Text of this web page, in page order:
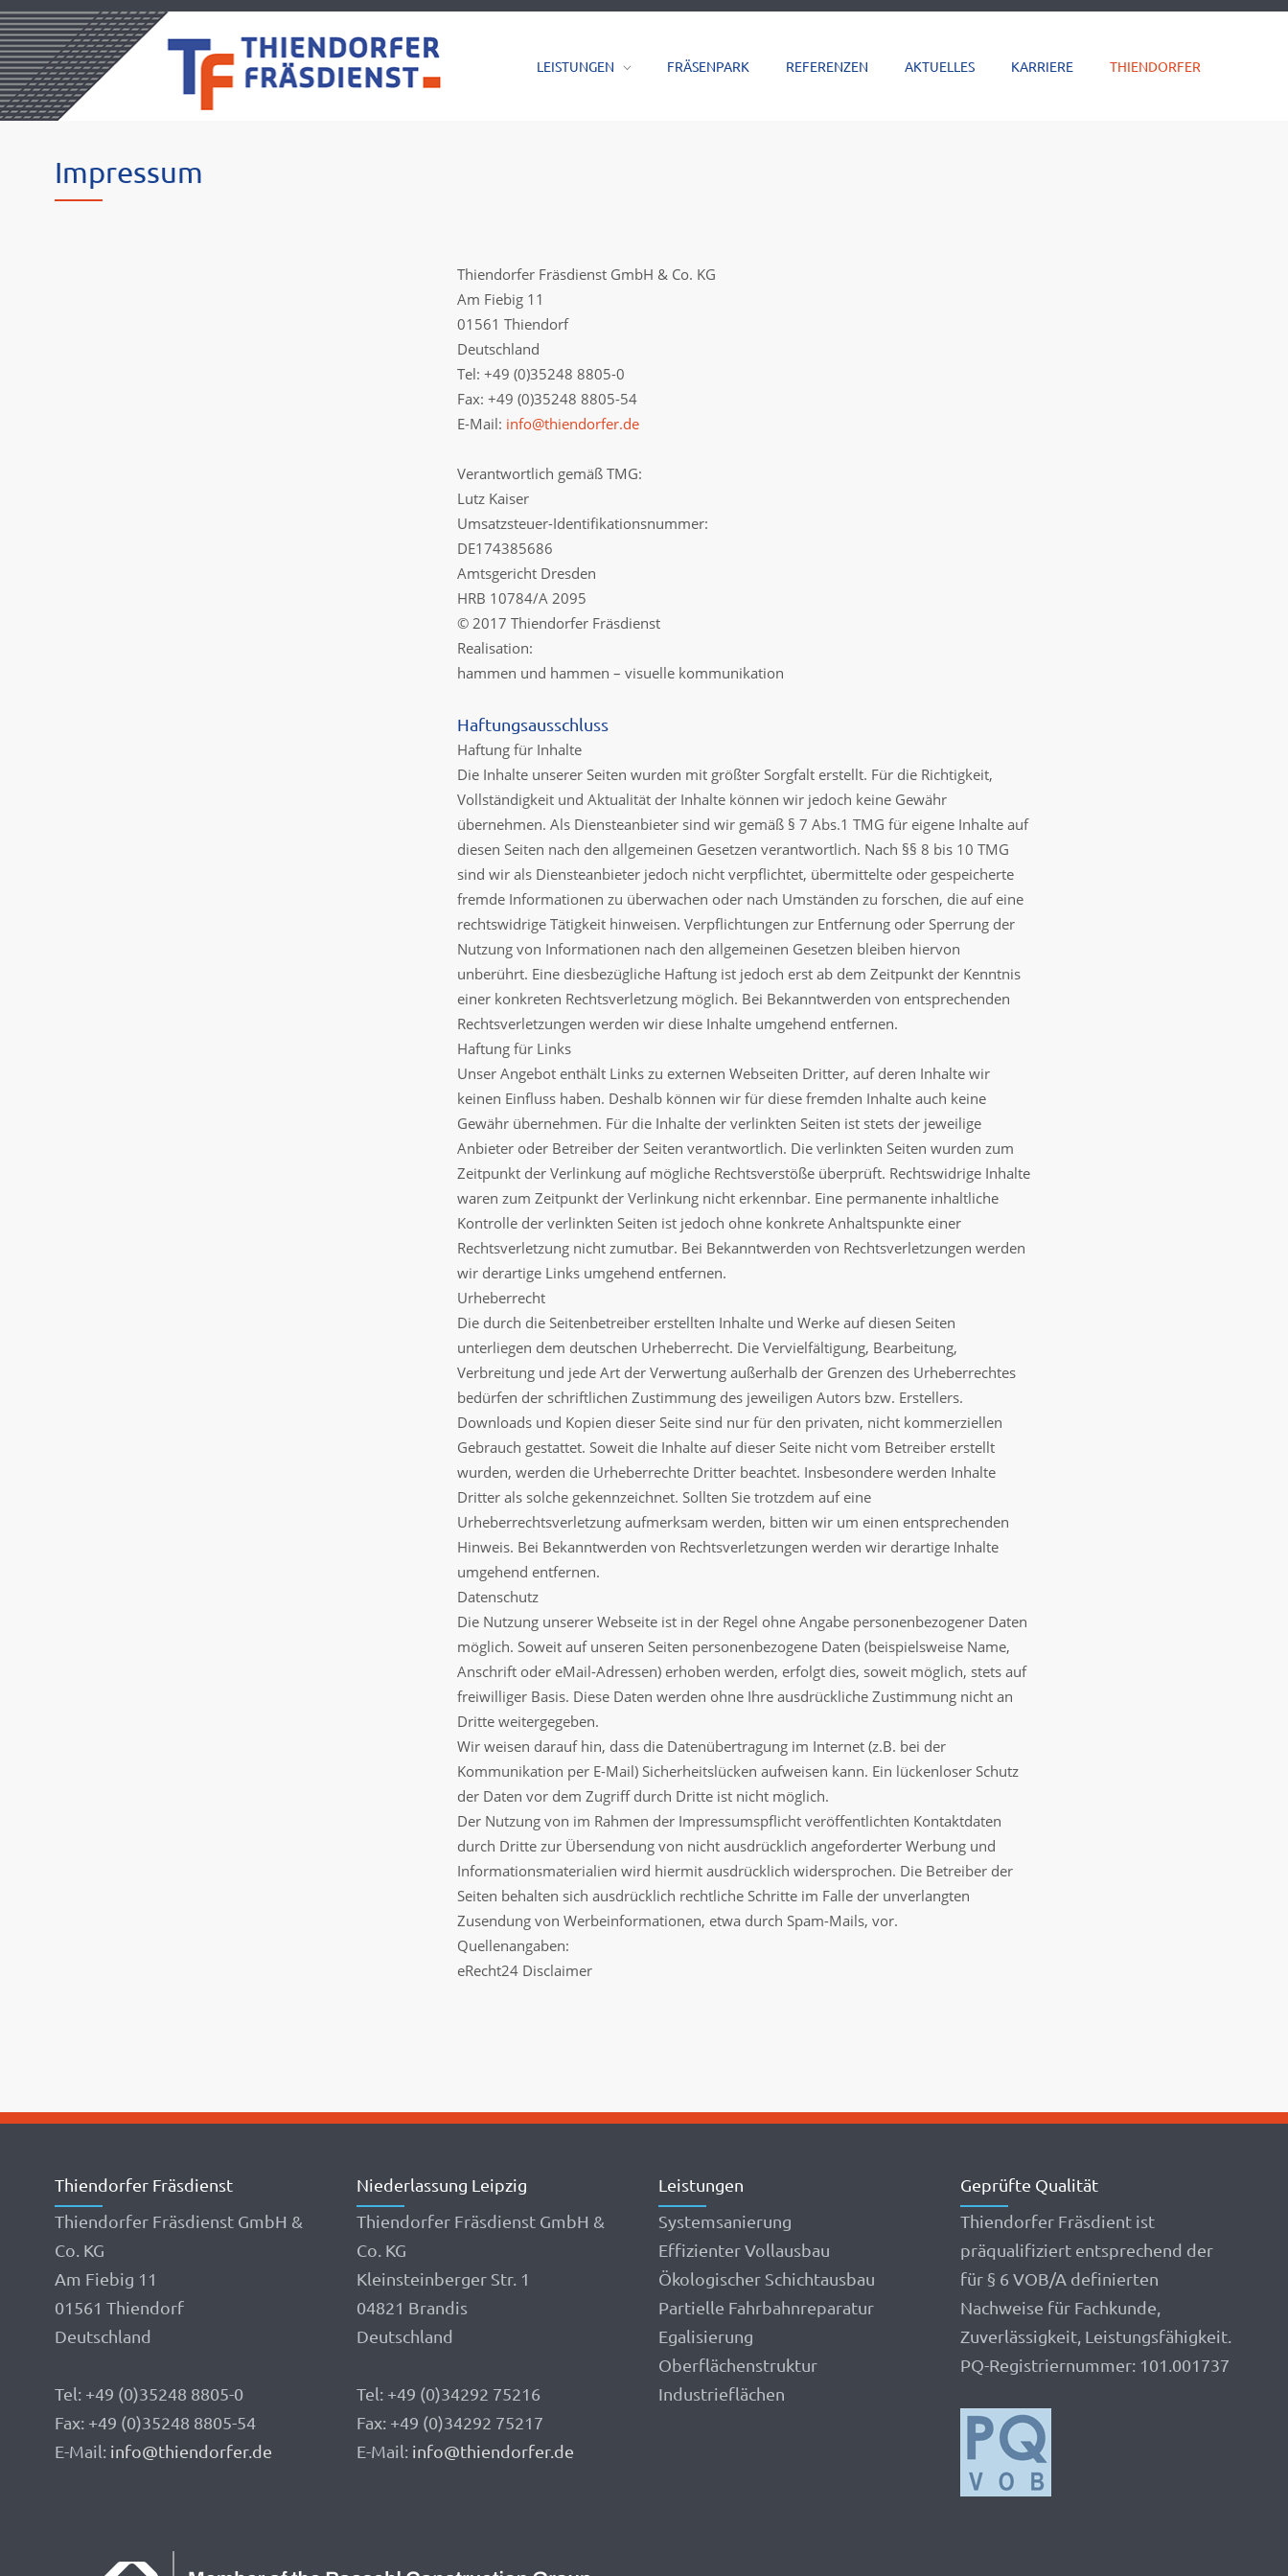
LEISTUNGEN FRÄSENPARK REFERENZEN AKTUELLES KARRIERE THIENDORFER
Impressum
Thiendorfer Fräsdienst GmbH & Co. KG
Am Fiebig 11
01561 Thiendorf
Deutschland
Tel: +49 (0)35248 8805-0
Fax: +49 (0)35248 8805-54
E-Mail: info@thiendorfer.de
Verantwortlich gemäß TMG:
Lutz Kaiser
Umsatzsteuer-Identifikationsnummer:
DE174385686
Amtsgericht Dresden
HRB 10784/A 2095
© 2017 Thiendorfer Fräsdienst
Realisation:
hammen und hammen – visuelle kommunikation
Haftungsausschluss
Haftung für Inhalte
Die Inhalte unserer Seiten wurden mit größter Sorgfalt erstellt. Für die Richtigkeit,
Vollständigkeit und Aktualität der Inhalte können wir jedoch keine Gewähr
übernehmen. Als Diensteanbieter sind wir gemäß § 7 Abs.1 TMG für eigene Inhalte auf
diesen Seiten nach den allgemeinen Gesetzen verantwortlich. Nach §§ 8 bis 10 TMG
sind wir als Diensteanbieter jedoch nicht verpflichtet, übermittelte oder gespeicherte
fremde Informationen zu überwachen oder nach Umständen zu forschen, die auf eine
rechtswidrige Tätigkeit hinweisen. Verpflichtungen zur Entfernung oder Sperrung der
Nutzung von Informationen nach den allgemeinen Gesetzen bleiben hiervon
unberührt. Eine diesbezügliche Haftung ist jedoch erst ab dem Zeitpunkt der Kenntnis
einer konkreten Rechtsverletzung möglich. Bei Bekanntwerden von entsprechenden
Rechtsverletzungen werden wir diese Inhalte umgehend entfernen.
Haftung für Links
Unser Angebot enthält Links zu externen Webseiten Dritter, auf deren Inhalte wir
keinen Einfluss haben. Deshalb können wir für diese fremden Inhalte auch keine
Gewähr übernehmen. Für die Inhalte der verlinkten Seiten ist stets der jeweilige
Anbieter oder Betreiber der Seiten verantwortlich. Die verlinkten Seiten wurden zum
Zeitpunkt der Verlinkung auf mögliche Rechtsverstöße überprüft. Rechtswidrige Inhalte
waren zum Zeitpunkt der Verlinkung nicht erkennbar. Eine permanente inhaltliche
Kontrolle der verlinkten Seiten ist jedoch ohne konkrete Anhaltspunkte einer
Rechtsverletzung nicht zumutbar. Bei Bekanntwerden von Rechtsverletzungen werden
wir derartige Links umgehend entfernen.
Urheberrecht
Die durch die Seitenbetreiber erstellten Inhalte und Werke auf diesen Seiten
unterliegen dem deutschen Urheberrecht. Die Vervielfältigung, Bearbeitung,
Verbreitung und jede Art der Verwertung außerhalb der Grenzen des Urheberrechtes
bedürfen der schriftlichen Zustimmung des jeweiligen Autors bzw. Erstellers.
Downloads und Kopien dieser Seite sind nur für den privaten, nicht kommerziellen
Gebrauch gestattet. Soweit die Inhalte auf dieser Seite nicht vom Betreiber erstellt
wurden, werden die Urheberrechte Dritter beachtet. Insbesondere werden Inhalte
Dritter als solche gekennzeichnet. Sollten Sie trotzdem auf eine
Urheberrechtsverletzung aufmerksam werden, bitten wir um einen entsprechenden
Hinweis. Bei Bekanntwerden von Rechtsverletzungen werden wir derartige Inhalte
umgehend entfernen.
Datenschutz
Die Nutzung unserer Webseite ist in der Regel ohne Angabe personenbezogener Daten
möglich. Soweit auf unseren Seiten personenbezogene Daten (beispielsweise Name,
Anschrift oder eMail-Adressen) erhoben werden, erfolgt dies, soweit möglich, stets auf
freiwilliger Basis. Diese Daten werden ohne Ihre ausdrückliche Zustimmung nicht an
Dritte weitergegeben.
Wir weisen darauf hin, dass die Datenübertragung im Internet (z.B. bei der
Kommunikation per E-Mail) Sicherheitslücken aufweisen kann. Ein lückenloser Schutz
der Daten vor dem Zugriff durch Dritte ist nicht möglich.
Der Nutzung von im Rahmen der Impressumspflicht veröffentlichten Kontaktdaten
durch Dritte zur Übersendung von nicht ausdrücklich angeforderter Werbung und
Informationsmaterialien wird hiermit ausdrücklich widersprochen. Die Betreiber der
Seiten behalten sich ausdrücklich rechtliche Schritte im Falle der unverlangten
Zusendung von Werbeinformationen, etwa durch Spam-Mails, vor.
Quellenangaben:
eRecht24 Disclaimer
Thiendorfer Fräsdienst
Thiendorfer Fräsdienst GmbH &
Co. KG
Am Fiebig 11
01561 Thiendorf
Deutschland
Tel: +49 (0)35248 8805-0
Fax: +49 (0)35248 8805-54
E-Mail: info@thiendorfer.de
Niederlassung Leipzig
Thiendorfer Fräsdienst GmbH &
Co. KG
Kleinsteinberger Str. 1
04821 Brandis
Deutschland
Tel: +49 (0)34292 75216
Fax: +49 (0)34292 75217
E-Mail: info@thiendorfer.de
Leistungen
Systemsanierung
Effizienter Vollausbau
Ökologischer Schichtausbau
Partielle Fahrbahnreparatur
Egalisierung
Oberflächenstruktur
Industrieflächen
Geprüfte Qualität
Thiendorfer Fräsdient ist
präqualifiziert entsprechend der
für § 6 VOB/A definierten
Nachweise für Fachkunde,
Zuverlässigkeit, Leistungsfähigkeit.
PQ-Registriernummer: 101.001737